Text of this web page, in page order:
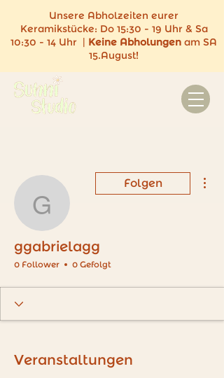
Unsere Abholzeiten eurer
Keramikstücke: Do 15:30 - 19 Uhr & Sa
10:30 - 14 Uhr | Keine Abholungen am SA
15.August!
ggabrielagg
Folgen
ggabrielagg
0 Follower 0 Gefolgt
Veranstaltungen